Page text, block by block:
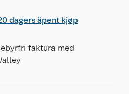
dagers åpent kjøp
faktura med